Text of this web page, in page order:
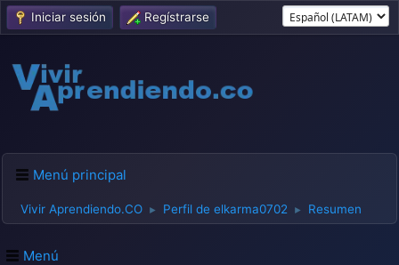
Iniciar sesión Regístrarse
Menú principal
Vivir Aprendiendo.CO ► Perfil de elkarma0702 ► Resumen
Menú